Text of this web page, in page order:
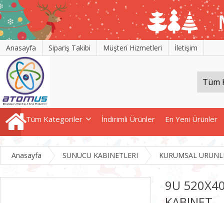
Anasayfa Sipariş Takibi Müşteri Hizmetleri İletişim
Tüm Kategoriler İndirimli Ürünler En Yeni Ürünler
Anasayfa SUNUCU KABINETLERI KURUMSAL
9U